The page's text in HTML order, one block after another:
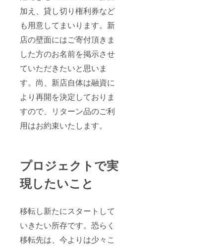
加え、貸し切り権利券など
も用意してまいります。新
店の壁面にはご寄付頂きま
した方のお名前を掲示させ
ていただきたいと思いま
す。尚、新店自体は融資に
より再開を決定しておりま
すので、リターン品のご利
用はお約束いたします。
プロジェクトで実
現したいこと
移転し新たにスタートして
いきたい所存です。恐らく
移転先は、今よりは少々こ